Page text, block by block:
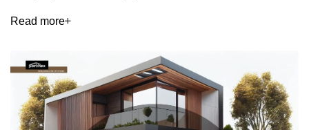
Read more